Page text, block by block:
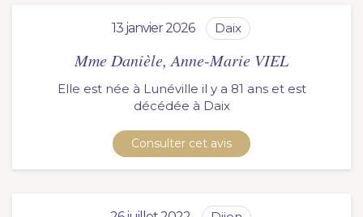
13 janvier 2026 daix
Mme Danièle, Anne-Marie VIEL
Elle est née à Lunéville il y a 81 ans et est
décédée à
daix
Consulter cet avis